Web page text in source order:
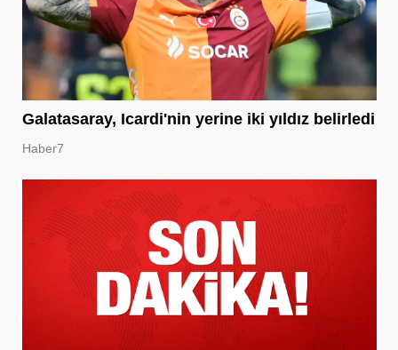
Galatasaray, Icardi'nin yerine iki yıldız belirledi
Haber7